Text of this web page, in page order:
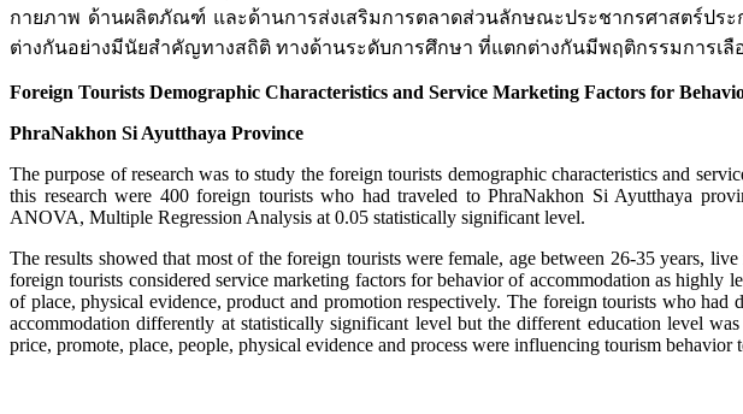
กายภาพ ด้านผลิตภัณฑ์ และด้านการส่งเสริมการตลาดส่วนลักษณะประชากรศาสตร์ป
ต่างกันอย่างมีนัยสำคัญทางสถิติ ทางด้านระดับการศึกษา ที่แตกต่างกันมีพฤติกรรมการเ
Foreign Tourists Demographic Characteristics and Service Marketing Factors for
PhraNakhon Si Ayutthaya Province
The purpose of research was to study the foreign tourists demographic characteristics and
this research were 400 foreign tourists who had traveled to PhraNakhon Si Ayutthaya
ANOVA, Multiple Regression Analysis at 0.05 statistically significant level.
The results showed that most of the foreign tourists were female, age between 26-35 years,
foreign tourists considered service marketing factors for behavior of accommodation as highly
of place, physical evidence, product and promotion respectively. The foreign tourists who
accommodation differently at statistically significant level but the different education level
price, promote, place, people, physical evidence and process were influencing tourism